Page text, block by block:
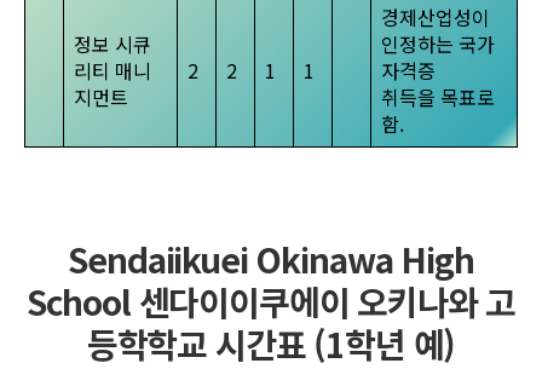
정보 시큐
리티 매니
지먼트
2 2 1 1
경제산업성이
인정하는 국가
자격증
취득을 목표로
함.
Sendaiikuei Okinawa High
School 센다이이쿠에이 오키나와 고
등학학교 시간표 (1학년 예)